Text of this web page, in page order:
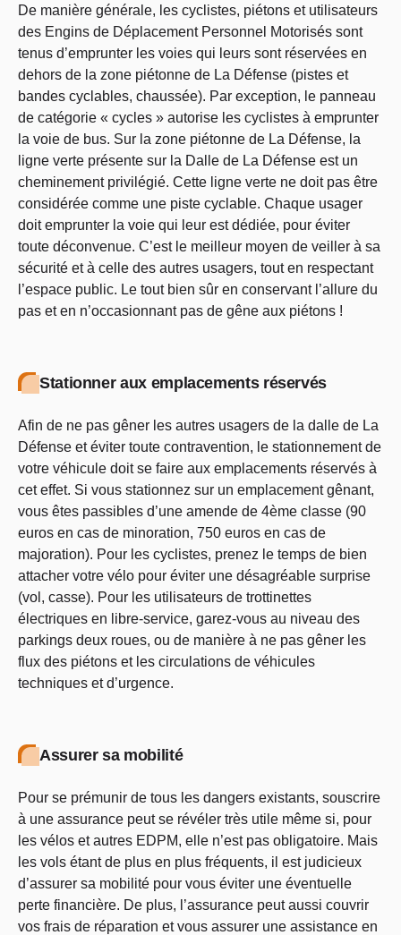
De manière générale, les cyclistes, piétons et utilisateurs
des Engins de Déplacement Personnel Motorisés sont
tenus d’emprunter les voies qui leurs sont réservées en
dehors de la zone piétonne de La Défense (pistes et
bandes cyclables, chaussée). Par exception, le panneau
de catégorie « cycles » autorise les cyclistes à emprunter
la voie de bus. Sur la zone piétonne de La Défense, la
ligne verte présente sur la Dalle de La Défense est un
cheminement privilégié. Cette ligne verte ne doit pas être
considérée comme une piste cyclable. Chaque usager
doit emprunter la voie qui leur est dédiée, pour éviter
toute déconvenue. C’est le meilleur moyen de veiller à sa
sécurité et à celle des autres usagers, tout en respectant
l’espace public. Le tout bien sûr en conservant l’allure du
pas et en n’occasionnant pas de gêne aux piétons !
Stationner aux emplacements réservés
Afin de ne pas gêner les autres usagers de la dalle de La
Défense et éviter toute contravention, le stationnement de
votre véhicule doit se faire aux emplacements réservés à
cet effet. Si vous stationnez sur un emplacement gênant,
vous êtes passibles d’une amende de 4ème classe (90
euros en cas de minoration, 750 euros en cas de
majoration). Pour les cyclistes, prenez le temps de bien
attacher votre vélo pour éviter une désagréable surprise
(vol, casse). Pour les utilisateurs de trottinettes
électriques en libre-service, garez-vous au niveau des
parkings deux roues, ou de manière à ne pas gêner les
flux des piétons et les circulations de véhicules
techniques et d’urgence.
Assurer sa mobilité
Pour se prémunir de tous les dangers existants, souscrire
à une assurance peut se révéler très utile même si, pour
les vélos et autres EDPM, elle n’est pas obligatoire. Mais
les vols étant de plus en plus fréquents, il est judicieux
d’assurer sa mobilité pour vous éviter une éventuelle
perte financière. De plus, l’assurance peut aussi couvrir
vos frais de réparation et vous assurer une assistance en